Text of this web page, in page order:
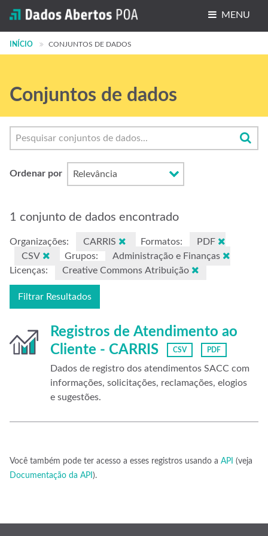
MENU
Conjuntos de dados
Grupos
Sobre
INÍCIO CONJUNTOS DE DADOS
Conjuntos de dados
Ordenar por
1 conjunto de dados encontrado
Organizações: CARRIS Formatos:
PDF
CSV
Grupos:
Administração e Finanças
Licenças:
Creative Commons Atribuição
Filtrar Resultados
Registros de Atendimento ao
Cliente - CARRIS
CSV PDF
Dados de registro dos atendimentos SACC com
informações, solicitações, reclamações, elogios
e sugestões.
Você também pode ter acesso a esses registros usando a API (veja
Documentação da API ).